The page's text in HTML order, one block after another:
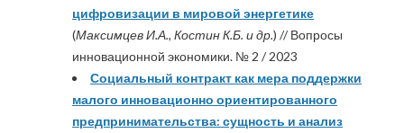
цифровизации в мировой энергетике
(Максимцев И.А., Костин К.Б. и др.) // Вопросы
инновационной экономики. № 2 / 2023
Социальный контракт как мера поддержки
малого инновационно ориентированного
предпринимательства: сущность и анализ